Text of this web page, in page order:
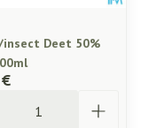
insect Deet 50%